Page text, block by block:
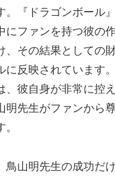
。『ドラゴンボール
にファンを持つ彼の
、その結果としての
に反映されています
、彼自身が非常に控
明先生がファンから
鳥山明先生の成功だ